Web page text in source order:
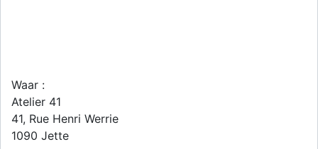
Waar :
Atelier 41
41, Rue Henri Werrie
1090 Jette